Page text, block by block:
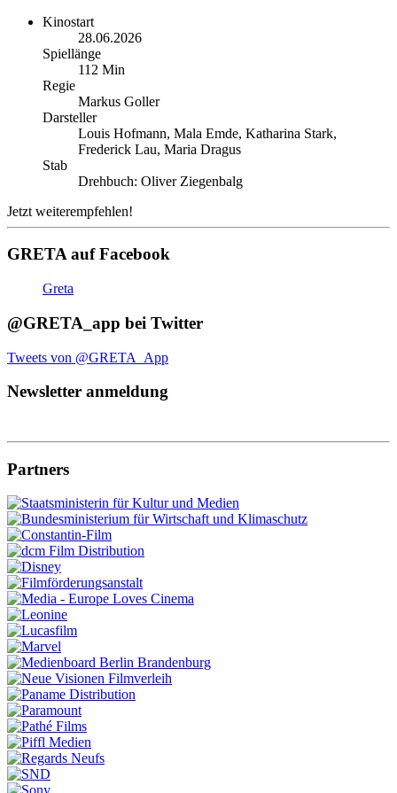
Kinostart
28.06.2026
Spiellänge
112 Min
Regie
Markus Goller
Darsteller
Louis Hofmann, Mala Emde, Katharina Stark,
Frederick Lau, Maria Dragus
Stab
Drehbuch: Oliver Ziegenbalg
Jetzt weiterempfehlen!
GRETA auf Facebook
Greta
@GRETA_app bei Twitter
Tweets von @GRETA_App
Newsletter anmeldung
Partners